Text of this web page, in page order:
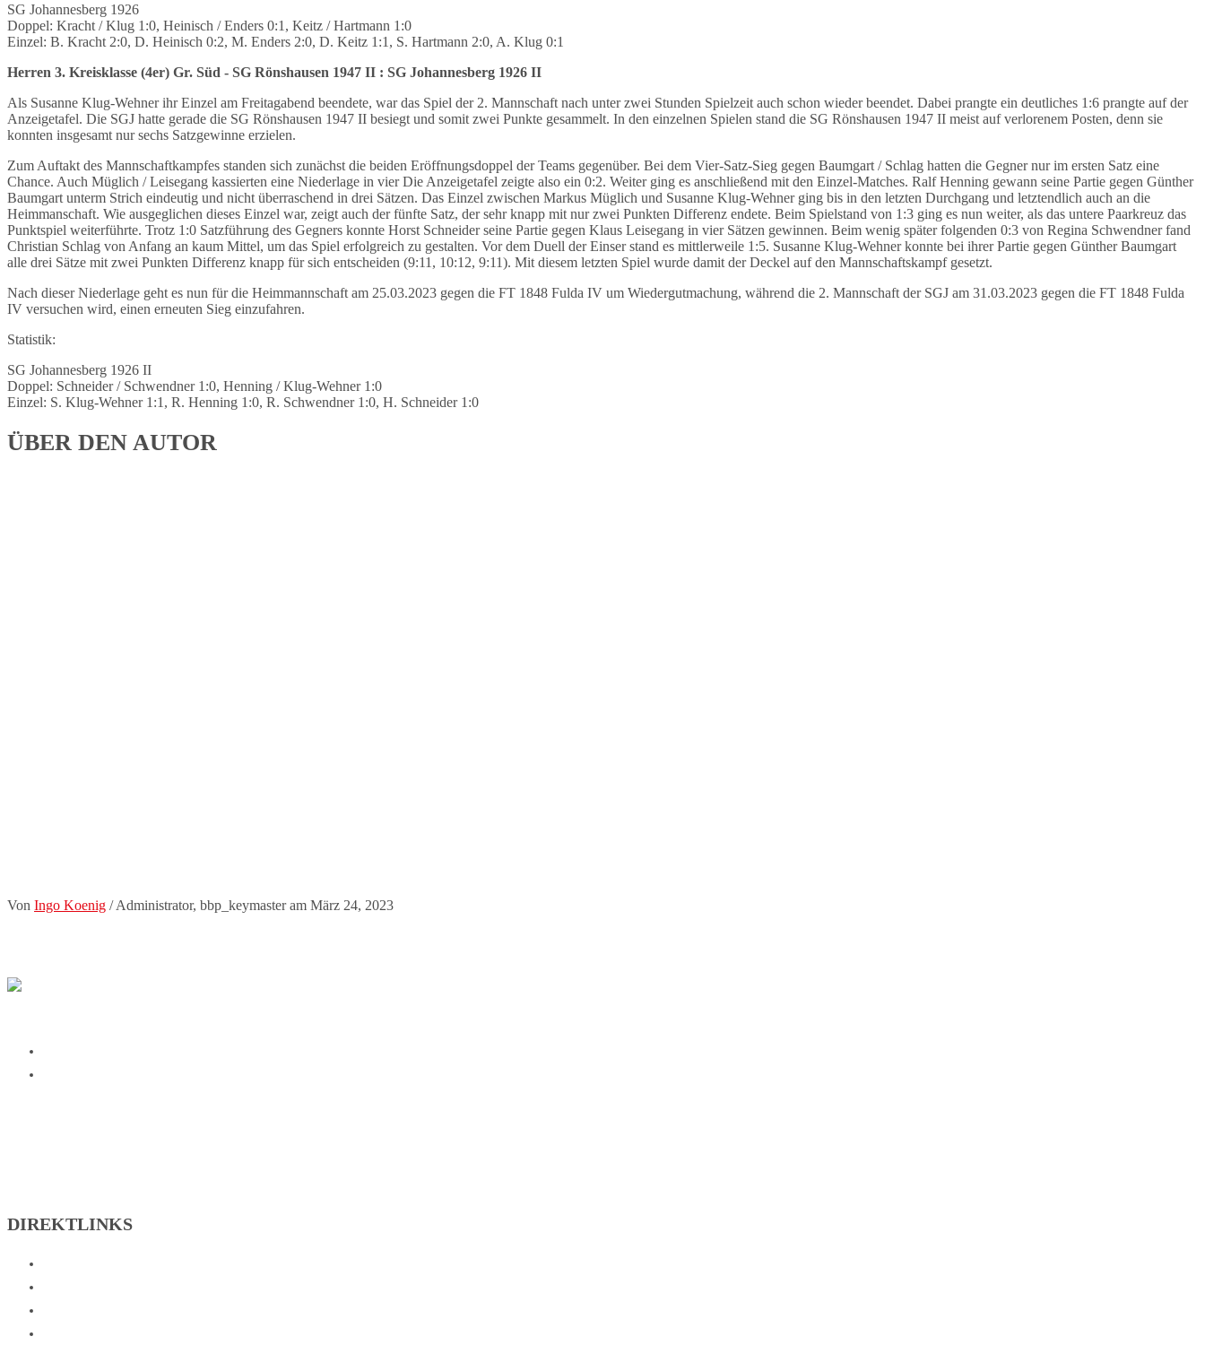
SG Johannesberg 1926
Doppel: Kracht / Klug 1:0, Heinisch / Enders 0:1, Keitz / Hartmann 1:0
Einzel: B. Kracht 2:0, D. Heinisch 0:2, M. Enders 2:0, D. Keitz 1:1, S. Hartmann 2:0, A. Klug 0:1
Herren 3. Kreisklasse (4er) Gr. Süd - SG Rönshausen 1947 II : SG Johannesberg 1926 II
Als Susanne Klug-Wehner ihr Einzel am Freitagabend beendete, war das Spiel der 2. Mannschaft nach unter zwei Stunden Spielzeit auch schon wieder beendet. Dabei prangte ein deutliches 1:6 prangte auf der
Anzeigetafel. Die SGJ hatte gerade die SG Rönshausen 1947 II besiegt und somit zwei Punkte gesammelt. In den einzelnen Spielen stand die SG Rönshausen 1947 II meist auf verlorenem Posten, denn sie
konnten insgesamt nur sechs Satzgewinne erzielen.
Zum Auftakt des Mannschaftkampfes standen sich zunächst die beiden Eröffnungsdoppel der Teams gegenüber. Bei dem Vier-Satz-Sieg gegen Baumgart / Schlag hatten die Gegner nur im ersten Satz eine
Chance. Auch Müglich / Leisegang kassierten eine Niederlage in vier Die Anzeigetafel zeigte also ein 0:2. Weiter ging es anschließend mit den Einzel-Matches. Ralf Henning gewann seine Partie gegen Günther
Baumgart unterm Strich eindeutig und nicht überraschend in drei Sätzen. Das Einzel zwischen Markus Müglich und Susanne Klug-Wehner ging bis in den letzten Durchgang und letztendlich auch an die
Heimmanschaft. Wie ausgeglichen dieses Einzel war, zeigt auch der fünfte Satz, der sehr knapp mit nur zwei Punkten Differenz endete. Beim Spielstand von 1:3 ging es nun weiter, als das untere Paarkreuz das
Punktspiel weiterführte. Trotz 1:0 Satzführung des Gegners konnte Horst Schneider seine Partie gegen Klaus Leisegang in vier Sätzen gewinnen. Beim wenig später folgenden 0:3 von Regina Schwendner fand
Christian Schlag von Anfang an kaum Mittel, um das Spiel erfolgreich zu gestalten. Vor dem Duell der Einser stand es mittlerweile 1:5. Susanne Klug-Wehner konnte bei ihrer Partie gegen Günther Baumgart
alle drei Sätze mit zwei Punkten Differenz knapp für sich entscheiden (9:11, 10:12, 9:11). Mit diesem letzten Spiel wurde damit der Deckel auf den Mannschaftskampf gesetzt.
Nach dieser Niederlage geht es nun für die Heimmannschaft am 25.03.2023 gegen die FT 1848 Fulda IV um Wiedergutmachung, während die 2. Mannschaft der SGJ am 31.03.2023 gegen die FT 1848 Fulda
IV versuchen wird, einen erneuten Sieg einzufahren.
Statistik:
SG Johannesberg 1926 II
Doppel: Schneider / Schwendner 1:0, Henning / Klug-Wehner 1:0
Einzel: S. Klug-Wehner 1:1, R. Henning 1:0, R. Schwendner 1:0, H. Schneider 1:0
ÜBER DEN AUTOR
Von Ingo Koenig / Administrator, bbp_keymasteram März 24, 2023
DIREKTLINKS